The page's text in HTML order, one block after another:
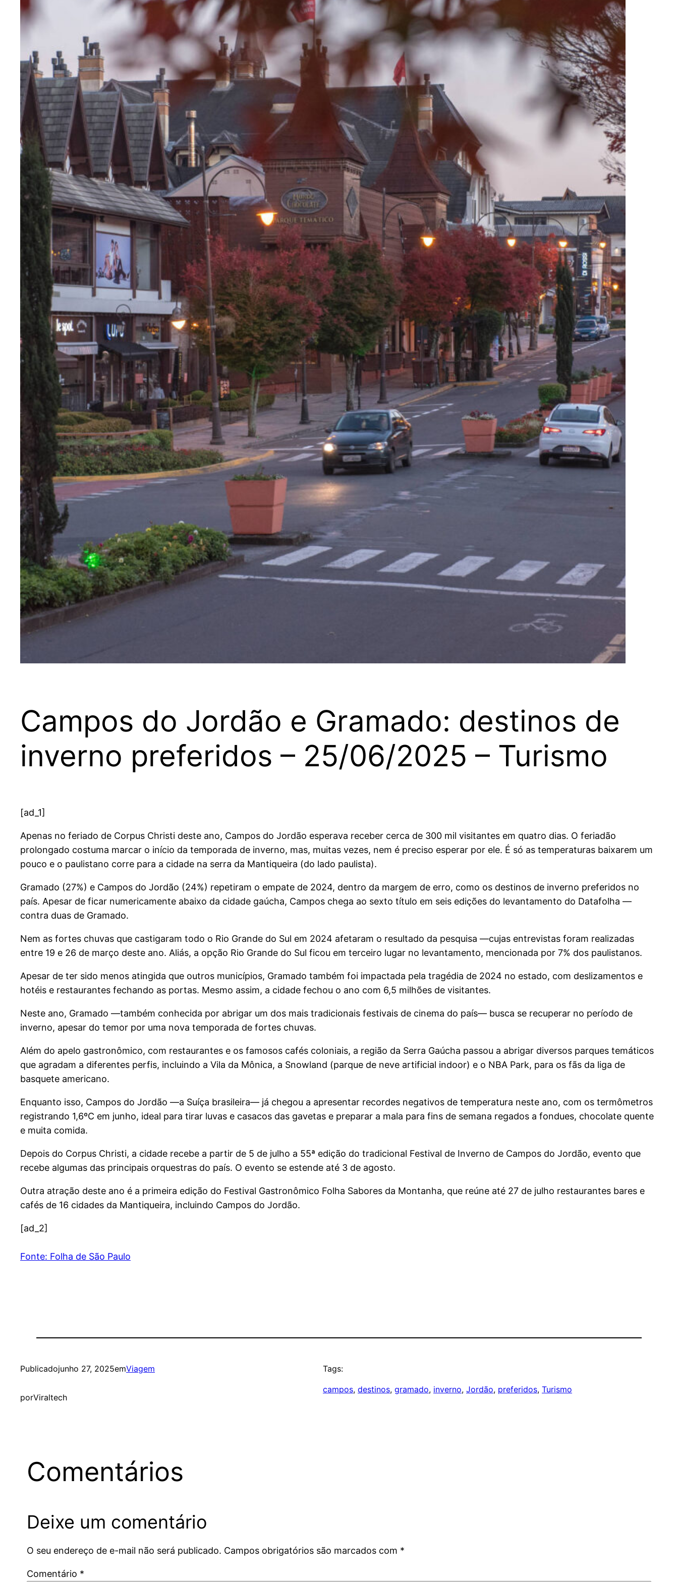
Campos do Jordão e Gramado: destinos de
inverno preferidos – 25/06/2025 – Turismo
[ad_1]
Apenas no feriado de Corpus Christi deste ano, Campos do Jordão esperava receber cerca de 300 mil visitantes em quatro dias. O feriadão
prolongado costuma marcar o início da temporada de inverno, mas, muitas vezes, nem é preciso esperar por ele. É só as temperaturas baixarem um
pouco e o paulistano corre para a cidade na serra da Mantiqueira (do lado paulista).
Gramado (27%) e Campos do Jordão (24%) repetiram o empate de 2024, dentro da margem de erro, como os destinos de inverno preferidos no
país. Apesar de ficar numericamente abaixo da cidade gaúcha, Campos chega ao sexto título em seis edições do levantamento do Datafolha —
contra duas de Gramado.
Nem as fortes chuvas que castigaram todo o Rio Grande do Sul em 2024 afetaram o resultado da pesquisa —cujas entrevistas foram realizadas
entre 19 e 26 de março deste ano. Aliás, a opção Rio Grande do Sul ficou em terceiro lugar no levantamento, mencionada por 7% dos paulistanos.
Apesar de ter sido menos atingida que outros municípios, Gramado também foi impactada pela tragédia de 2024 no estado, com deslizamentos e
hotéis e restaurantes fechando as portas. Mesmo assim, a cidade fechou o ano com 6,5 milhões de visitantes.
Neste ano, Gramado —também conhecida por abrigar um dos mais tradicionais festivais de cinema do país— busca se recuperar no período de
inverno, apesar do temor por uma nova temporada de fortes chuvas.
Além do apelo gastronômico, com restaurantes e os famosos cafés coloniais, a região da Serra Gaúcha passou a abrigar diversos parques temáticos
que agradam a diferentes perfis, incluindo a Vila da Mônica, a Snowland (parque de neve artificial indoor) e o NBA Park, para os fãs da liga de
basquete americano.
Enquanto isso, Campos do Jordão —a Suíça brasileira— já chegou a apresentar recordes negativos de temperatura neste ano, com os termômetros
registrando 1,6ºC em junho, ideal para tirar luvas e casacos das gavetas e preparar a mala para fins de semana regados a fondues, chocolate quente
e muita comida.
Depois do Corpus Christi, a cidade recebe a partir de 5 de julho a 55ª edição do tradicional Festival de Inverno de Campos do Jordão, evento que
recebe algumas das principais orquestras do país. O evento se estende até 3 de agosto.
Outra atração deste ano é a primeira edição do Festival Gastronômico Folha Sabores da Montanha, que reúne até 27 de julho restaurantes bares e
cafés de 16 cidades da Mantiqueira, incluindo Campos do Jordão.
[ad_2]
Fonte: Folha de São Paulo
Publicadojunho 27, 2025emViagem
porViraltech
Tags:
campos, destinos, gramado, inverno, Jordão, preferidos, Turismo
Comentários
Deixe um comentário
O seu endereço de e-mail não será publicado. Campos obrigatórios são marcados com *
Comentário *